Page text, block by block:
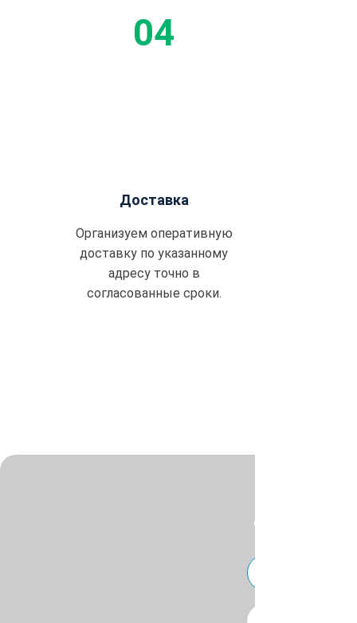
Доставка
Организуем оперативную
доставку по указанному
адресу точно в
согласованные сроки.
Для уточнения